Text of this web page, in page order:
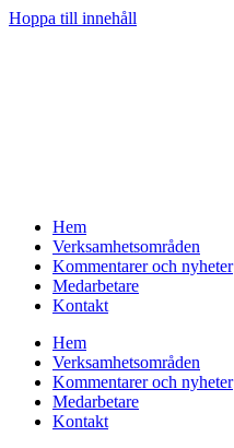
Hoppa till innehåll
Hem
Verksamhetsområden
Kommentarer och nyheter
Medarbetare
Kontakt
Hem
Verksamhetsområden
Kommentarer och nyheter
Medarbetare
Kontakt